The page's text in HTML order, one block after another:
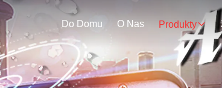
Do Domu O Nas Produkty